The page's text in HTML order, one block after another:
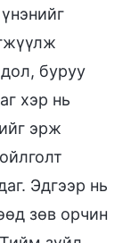
буруу
хэр нь
эрж
Эдгээр нь
зөв орчин